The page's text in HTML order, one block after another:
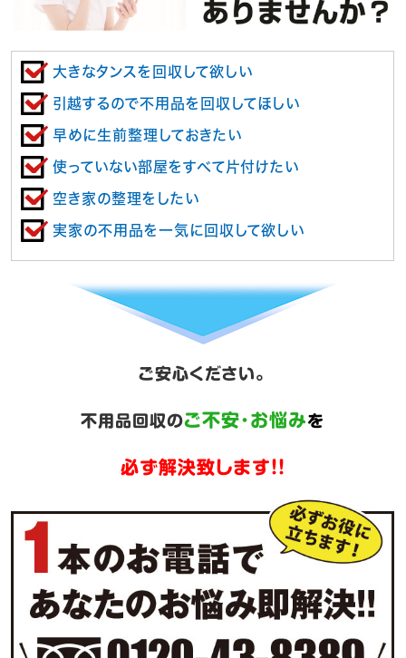
大きなタンスを回収して欲しい
引越するので不用品を回収してほしい
早めに生前整理しておきたい
使っていない部屋をすべて片付けたい
空き家の整理をしたい
実家の不用品を一気に回収して欲しい
ご安心ください。
不用品回収のご不安･お悩みを
必ず解決致します!!